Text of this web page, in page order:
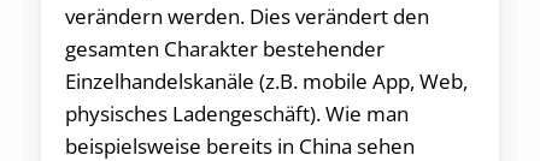
verändern werden. Dies verändert den
gesamten Charakter bestehender
Einzelhandelskanäle (z.B. mobile App, Web,
physisches Ladengeschäft). Wie man
beispielsweise bereits in China sehen